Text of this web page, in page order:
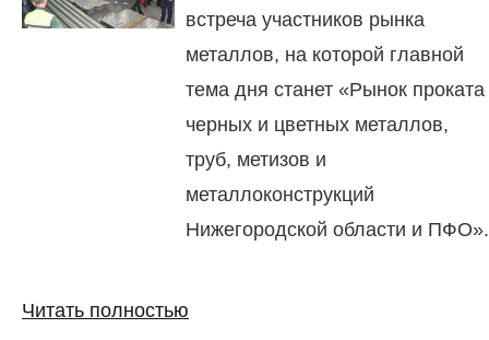
встреча участников рынка
металлов, на которой главной
тема дня станет «Рынок проката
черных и цветных металлов,
труб, метизов и
металлоконструкций
Нижегородской области и ПФО».
Читать полностью